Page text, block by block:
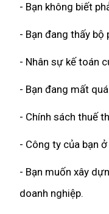
- Bạn không biết
- Bạn đang thấy
- Nhân sự kế toán
- Bạn đang mất
- Chính sách thuế
- Công ty của bạn
- Bạn muốn xây
doanh nghiệp.